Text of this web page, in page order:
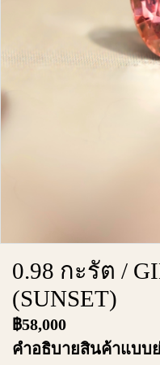
0.98 กะรัต /
(SUNSET)
฿58,000
คำอธิบายสินค้าแบบ